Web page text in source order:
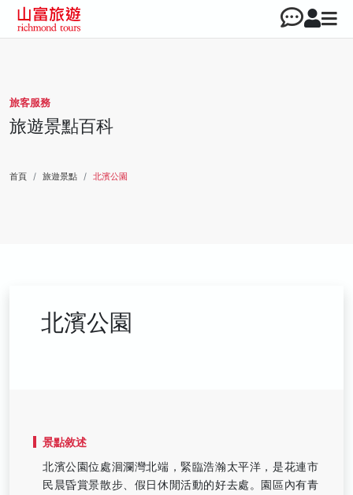
旅客服務
旅遊景點百科
首頁 旅遊景點 北濱公園
北濱公園
景點敘述
北濱公園位處洄瀾灣北端，緊臨浩瀚太平洋，是花連市
民晨昏賞景散步、假日休閒活動的好去處。園區內有青